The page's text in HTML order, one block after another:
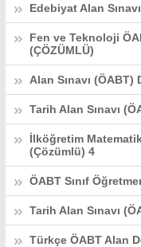
Edebiyat Alan
Fen ve Teknoloji
(ÇÖZÜMLÜ)
Alan Sınavı
Tarih Alan Sınavı
İlköğretim
(Çözümlü) 4
ÖABT Sınıf
Tarih Alan Sınavı
Türkçe ÖABT Alan